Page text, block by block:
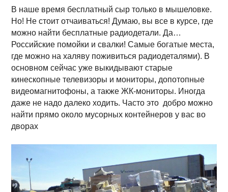
В наше время бесплатный сыр только в мышеловке.
Но! Не стоит отчаиваться! Думаю, вы все в курсе, где
можно найти бесплатные радиодетали. Да…
Российские помойки и свалки! Самые богатые места,
где можно на халяву поживиться радиодеталями). В
основном сейчас уже выкидывают старые
кинескопные телевизоры и мониторы, допотопные
видеомагнитофоны, а также ЖК-мониторы. Иногда
даже не надо далеко ходить. Часто это добро можно
найти прямо около мусорных контейнеров у вас во
дворах